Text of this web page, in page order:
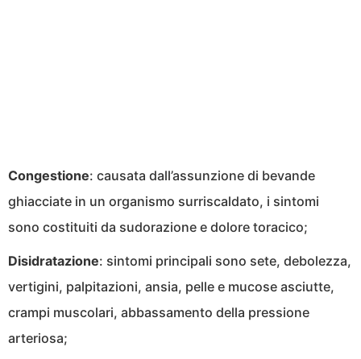
Congestione: causata dall’assunzione di bevande
ghiacciate in un organismo surriscaldato, i sintomi
sono costituiti da sudorazione e dolore toracico;
Disidratazione: sintomi principali sono sete, debolezza,
vertigini, palpitazioni, ansia, pelle e mucose asciutte,
crampi muscolari, abbassamento della pressione
arteriosa;